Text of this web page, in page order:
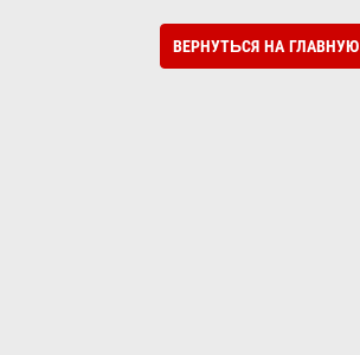
ВЕРНУТЬСЯ НА ГЛАВНУЮ